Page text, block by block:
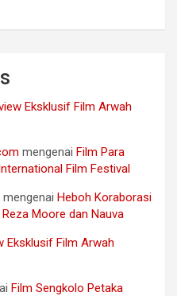
Eksklusif Film Arwah
mengenai Film Para
Film Festival
mengenai Heboh Koraborasi
Moore dan Nauva
Eksklusif Film Arwah
Film Sengkolo Petaka